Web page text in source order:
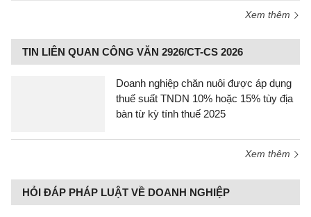
Xem thêm
TIN LIÊN QUAN CÔNG VĂN 2926/CT-CS 2026
Doanh nghiệp chăn nuôi được áp dụng
thuế suất TNDN 10% hoặc 15% tùy địa
bàn từ kỳ tính thuế 2025
Xem thêm
HỎI ĐÁP PHÁP LUẬT VỀ DOANH NGHIỆP